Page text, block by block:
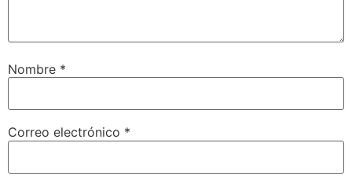
Nombre *
Correo electrónico *